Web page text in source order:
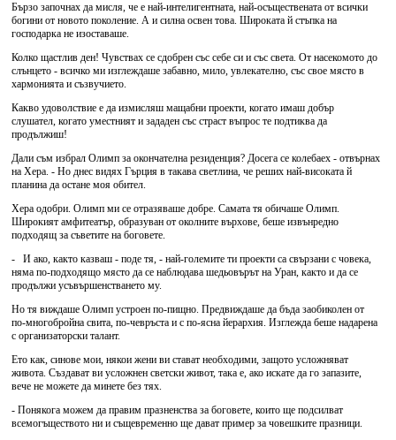
Бързо започнах да мисля, че е най-интелигентната, най-осъществената от всички
богини от новото поколение. А и силна освен това. Широката й стъпка на
господарка не изоставаше.
Колко щастлив ден! Чувствах се сдобрен със себе си и със света. От насекомото до
слънцето - всичко ми изглеждаше забавно, мило, увлекателно, със свое място в
хармонията и съзвучието.
Какво удоволствие е да измисляш мащабни проекти, когато имаш добър
слушател, когато уместният и зададен със страст въпрос те подтиква да
продължиш!
Дали съм избрал Олимп за окончателна резиденция? Досега се колебаех - отвърнах
на Хера. - Но днес видях Гърция в такава светлина, че реших най-високата й
планина да остане моя обител.
Хера одобри. Олимп ми се отразяваше добре. Самата тя обичаше Олимп.
Широкият амфитеатър, образуван от околните върхове, беше извънредно
подходящ за съветите на боговете.
- И ако, както казваш - поде тя, - най-големите ти проекти са свързани с човека,
няма по-подходящо място да се наблюдава шедьовърът на Уран, както и да се
продължи усъвършенстването му.
Но тя виждаше Олимп устроен по-пищно. Предвиждаше да бъда заобиколен от
по-многобройна свита, по-чевръста и с по-ясна йерархия. Изглежда беше надарена
с организаторски талант.
Ето как, синове мои, някои жени ви стават необходими, защото усложняват
живота. Създават ви усложнен светски живот, така е, ако искате да го запазите,
вече не можете да минете без тях.
- Понякога можем да правим празненства за боговете, които ще подсилват
всемогъществото ни и същевременно ще дават пример за човешките празници.